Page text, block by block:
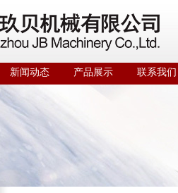
新闻动态 产品展示 联系我们